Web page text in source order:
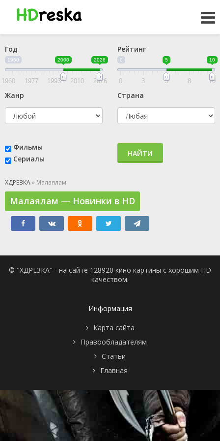
Год
1960 2000 2026
1960 1977 1993 2010 2026
Рейтинг
0 5 10
0 3 5 8 10
Жанр Страна
Фильмы
Сериалы
НАЙТИ
ХДРЕЗКА» Малаялам
Малаялам — Новинки в HD
© "ХДРЕЗКА" - на сайте 128920 кино картины с хорошим HD
качеством.
Информация
Карта сайта
Правообладателям
Статьи
Главная